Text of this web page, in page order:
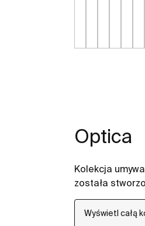
Optica
Kolekcja
została
Wyświetl całą